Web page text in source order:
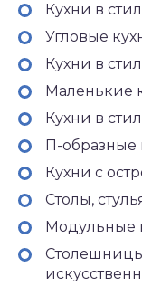
Кухни в
Угловые
Кухни в
Маленькие
Кухни в
П-образные
Кухни с
Столы,
Модульные
Столешницы